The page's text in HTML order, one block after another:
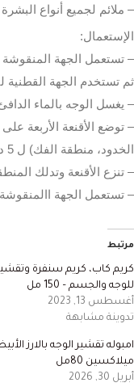
– ملائم لجميع أنواع البشرة
الإستعمال:
– تستعمل الجهة المنقوشة
ثم تستخدم الجهة
– يغسل الوجه بالماء
– توضع الأقنعة الأربعة
الخدود، منطقة الفك) ل 5 دقائق
– تنزع الأقنعة وتدلك
– تستعمل الجهة
مرتبط
كريم كاب، كريم سنفرة
للوجه والجسم – 150 مل
أغسطس 13, 2023
تدوينة مشابهة
امبوله تقشير الوجه بالارز
ميلاكسين 80مل
أبريل 30, 2026